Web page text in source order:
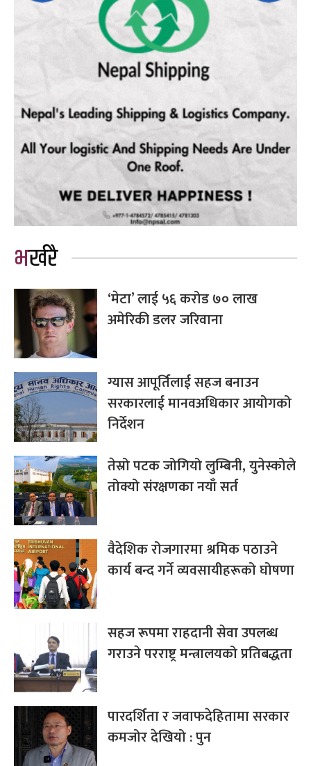
भर्खरै
‘मेटा’ लाई ५६ करोड ७० लाख
अमेरिकी डलर जरिवाना
ग्यास आपूर्तिलाई सहज बनाउन
सरकारलाई मानवअधिकार आयोगको
निर्देशन
तेस्रो पटक जोगियो लुम्बिनी, युनेस्कोले
तोक्यो संरक्षणका नयाँ सर्त
वैदेशिक रोजगारमा श्रमिक पठाउने
कार्य बन्द गर्ने व्यवसायीहरूको घोषणा
सहज रूपमा राहदानी सेवा उपलब्ध
गराउने परराष्ट्र मन्त्रालयको प्रतिबद्धता
पारदर्शिता र जवाफदेहितामा सरकार
कमजोर देखियो : पुन